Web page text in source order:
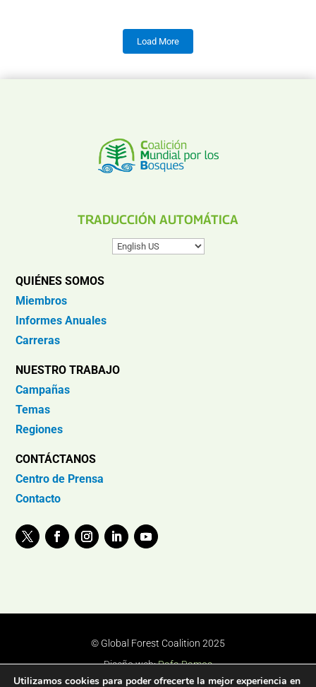
Load More
TRADUCCIÓN AUTOMÁTICA
QUIÉNES SOMOS
Miembros
Informes Anuales
Carreras
NUESTRO TRABAJO
Campañas
Temas
Regiones
CONTÁCTANOS
Centro de Prensa
Contacto
© Global Forest Coalition 2025
Diseño web:Rafa Ramos
Utilizamos cookies para poder ofrecerte la mejor experiencia en